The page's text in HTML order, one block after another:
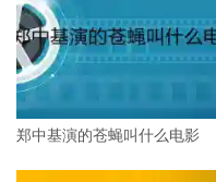
郑中基演的苍蝇叫什么电影